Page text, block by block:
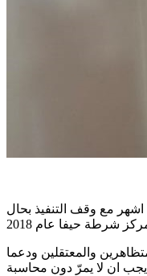
مع وقف التنفيذ بحال
والمعتقلين ودعما